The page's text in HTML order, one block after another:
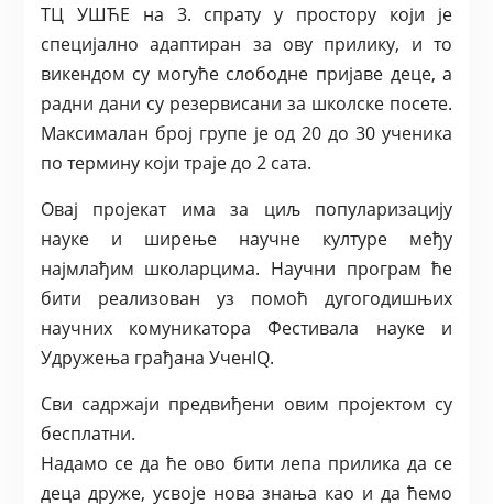
ТЦ УШЋЕ на 3. спрату у простору који је
специјално адаптиран за ову прилику, и то
викендом су могуће слободне пријаве деце, а
радни дани су резервисани за школске посете.
Максималан број групе је од 20 до 30 ученика
по термину који траје до 2 сата.
Овај пројекат има за циљ популаризацију
науке и ширење научне културе међу
најмлађим школарцима. Научни програм ће
бити реализован уз помоћ дугогодишњих
научних комуникатора Фестивала науке и
Удружења грађана УченIQ.
Сви садржаји предвиђени овим пројектом су
бесплатни.
Надамо се да ће ово бити лепа прилика да се
деца друже, усвоје нова знања као и да ћемо